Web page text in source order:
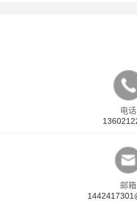
电话
邮箱